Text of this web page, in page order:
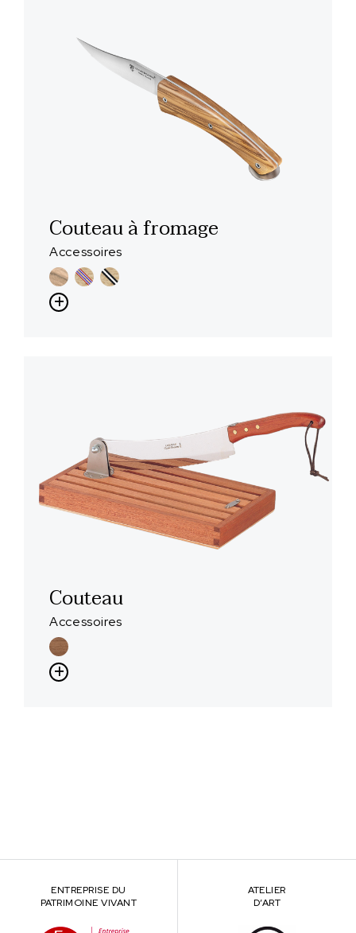
Couteau à fromage
Accessoires
Couteau
Accessoires
ENTREPRISE DU
PATRIMOINE VIVANT
ATELIER
D’ART